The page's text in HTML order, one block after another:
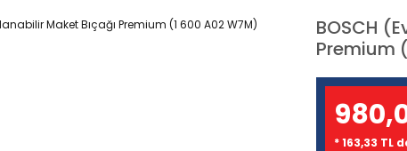
BOSCH
Premium
* 163,33 TL